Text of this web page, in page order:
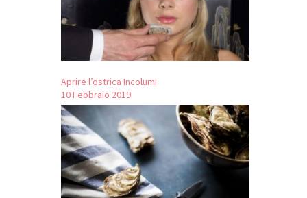
Aprire l’ostrica Incolumi
10 Febbraio 2019